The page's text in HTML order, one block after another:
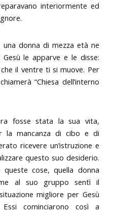
interiormente ed
donna di mezza età ne
le apparve e le disse:
il ventre ti si muove. Per
“Chiesa dell’interno
fosse stata la sua vita,
la mancanza di cibo e di
ricevere un’istruzione e
questo suo desiderio.
cose, quella donna
al suo gruppo sentì il
migliore per Gesù
cominciarono così a